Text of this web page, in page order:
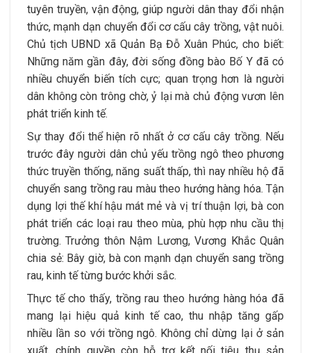
tuyên truyền, vận động, giúp người dân thay đổi nhận
thức, mạnh dạn chuyển đổi cơ cấu cây trồng, vật nuôi.
Chủ tịch UBND xã Quản Bạ Đỗ Xuân Phúc, cho biết:
Những năm gần đây, đời sống đồng bào Bố Y đã có
nhiều chuyển biến tích cực; quan trọng hơn là người
dân không còn trông chờ, ỷ lại mà chủ động vươn lên
phát triển kinh tế.
Sự thay đổi thể hiện rõ nhất ở cơ cấu cây trồng. Nếu
trước đây người dân chủ yếu trồng ngô theo phương
thức truyền thống, năng suất thấp, thì nay nhiều hộ đã
chuyển sang trồng rau màu theo hướng hàng hóa. Tận
dụng lợi thế khí hậu mát mẻ và vị trí thuận lợi, bà con
phát triển các loại rau theo mùa, phù hợp nhu cầu thị
trường. Trưởng thôn Nậm Lương, Vương Khắc Quân
chia sẻ: Bây giờ, bà con mạnh dạn chuyển sang trồng
rau, kinh tế từng bước khởi sắc.
Thực tế cho thấy, trồng rau theo hướng hàng hóa đã
mang lại hiệu quả kinh tế cao, thu nhập tăng gấp
nhiều lần so với trồng ngô. Không chỉ dừng lại ở sản